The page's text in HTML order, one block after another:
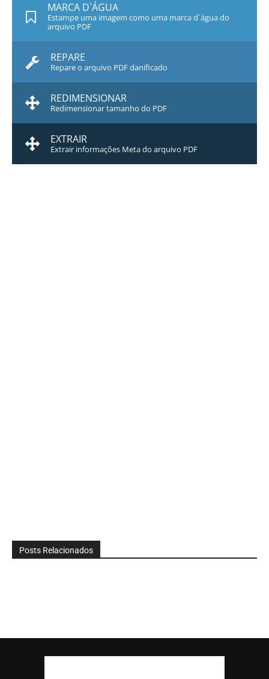
MARCA D`ÁGUA
Estampe uma imagem como uma marca d`água do
arquivo PDF
REPARE
Repare o arquivo PDF danificado
REDIMENSIONAR
Redimensionar tamanho do PDF
EXTRAIR
Extrair informações Meta do arquivo PDF
Posts Relacionados